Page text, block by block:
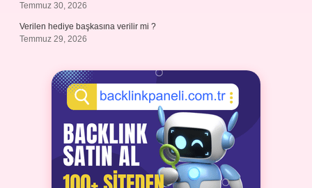
Temmuz 30, 2026
Verilen hediye başkasına verilir mi ?
Temmuz 29, 2026